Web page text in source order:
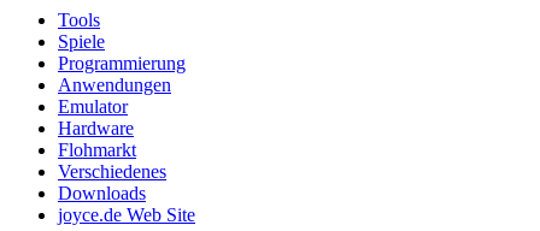
Tools
Spiele
Programmierung
Anwendungen
Emulator
Hardware
Flohmarkt
Verschiedenes
Downloads
joyce.de Web Site